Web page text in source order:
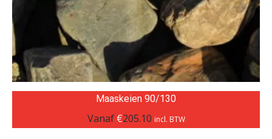
Maaskeien 90/130
Vanaf €205.10 incl. BTW